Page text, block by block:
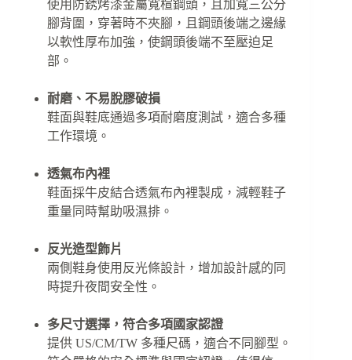
使用防銹烤漆金屬寬楦鋼頭，且加寬三公分
腳背圍，穿著時不夾腳，且鋼頭後端之邊緣
以軟性厚布加強，使鋼頭後端不至壓迫足
部。
耐磨、不易脫膠破損
鞋面與鞋底通過多項耐磨度測試，適合多種
工作環境。
透氣布內裡
鞋面採牛皮結合透氣布內裡製成，減輕鞋子
重量同時幫助吸濕排。
反光造型飾片
兩側鞋身使用反光條設計，增加設計感的同
時提升夜間安全性。
多尺寸選擇，符合多項國家認證
提供 US/CM/TW 多種尺碼，適合不同腳型。